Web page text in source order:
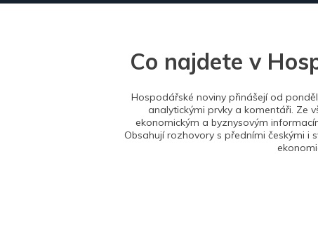
Co najdete v
Hospodářské noviny přinášejí od
analytickými prvky a komentáři. Ze
ekonomickým a byznysovým
Obsahují rozhovory s předními českými i